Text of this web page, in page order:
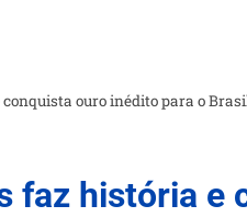
ouro inédito para o
faz história e